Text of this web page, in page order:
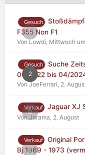
0
Gesuch
F355 Non F1
Von Lowdi, Mittwoch
2
Gesuch
Suche
04/2022 bis 04/
Von JoeFerrari, 2.
0
Verkauf Jaguar XJ
Von Jarama, 2. August
0
Verkauf
Original
Bj 1969 - 1973